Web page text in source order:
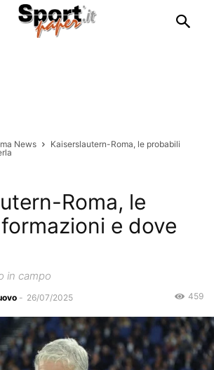
News
Kaiserslautern-Roma, le probabili
Roma, le
e dove
in campo
- 26/07/2025 459